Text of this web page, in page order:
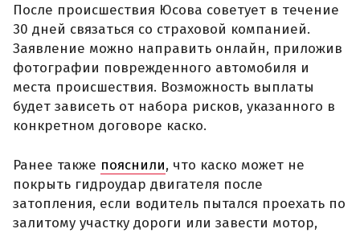
После происшествия Юсова советует в течение
30 дней связаться со страховой компанией.
Заявление можно направить онлайн, приложив
фотографии поврежденного автомобиля и
места происшествия. Возможность выплаты
будет зависеть от набора рисков, указанного в
конкретном договоре каско.
Ранее также пояснили, что каско может не
покрыть гидроудар двигателя после
затопления, если водитель пытался проехать по
залитому участку дороги или завести мотор,